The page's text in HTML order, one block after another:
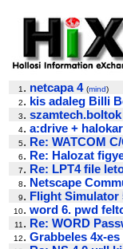
1 . netcapa 4 (mind)
2. kis adaleg Billi
3. szamtech.boltok
4. a:drive +
5. Re: WATCOM
6. Re: Halozat
7. Re: LPT4 file
8. Netscape
9. Flight Simulator
10. word 6. pwd
11 . Re: WORD
12. Grabbeles 4x-